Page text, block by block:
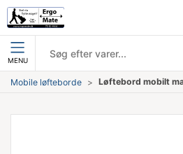
MENU
Mobile løfteborde Løftebord mobilt